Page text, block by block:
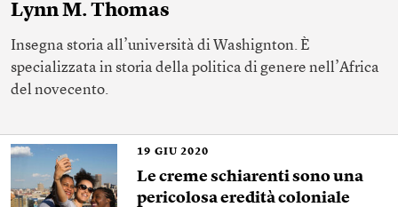
Lynn M. Thomas
Insegna storia all’università di Washignton. È
specializzata in storia della politica di genere nell’Africa
del novecento.
19 GIU 2020
Le creme schiarenti sono una
pericolosa eredità coloniale